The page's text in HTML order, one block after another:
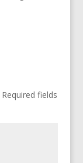
Required fields